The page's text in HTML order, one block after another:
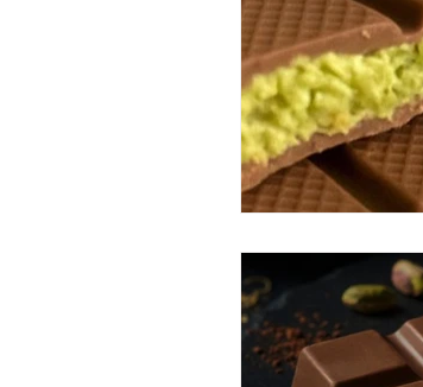
matcha massage
masaje de jengibre
masajes del
cheque de regalo